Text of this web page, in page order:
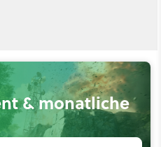
& monatliche